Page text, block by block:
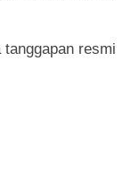
resmi